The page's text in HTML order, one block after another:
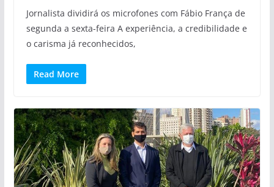
Jornalista dividirá os microfones com Fábio França de
segunda a sexta-feira A experiência, a credibilidade e
o carisma já reconhecidos,
Read More